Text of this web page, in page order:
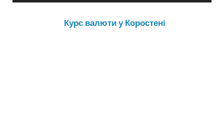
Курс валюти у Коростені